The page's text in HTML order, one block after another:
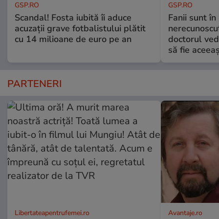
GSP.RO
Scandal! Fosta iubită îi aduce
acuzații grave fotbalistului plătit
cu 14 milioane de euro pe an
GSP.RO
Fanii sunt în
doctorul
să fie
PARTENERI
Libertateapentrufemei.ro Avantaje.ro